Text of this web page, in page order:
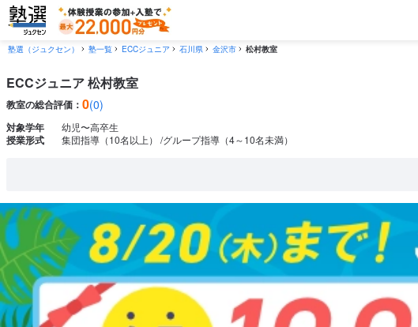
塾選（ジュクセン） 塾一覧 ECCジュニア 石川県 金沢市 松村教室
ECCジュニア 松村教室
教室の総合評価： 0(0)
対象学年 幼児〜高卒生
授業形式 集団指導（10名以上） グループ指導（4～10名未満）